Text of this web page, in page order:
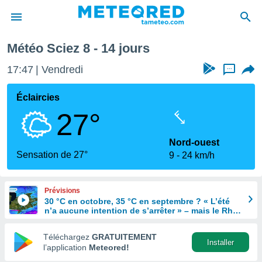
de
en
Météo Sciez 8 - 14 jours
17:47 Vendredi ...
Éclaircies
27°
Sensation de 27°
Nord-ouest
9
24 km/h
Prévisions
30 °C en octobre, 35 °C en septembre ? « L’été
n’a aucune intention de s’arrêter » – mais le Rhin
Téléchargez GRATUITEMENT
l’application Meteored!
Installer